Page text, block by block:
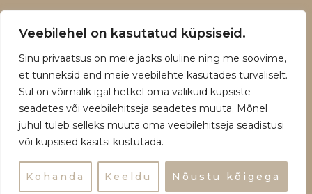
Veebilehel on kasutatud küpsiseid.
Sinu privaatsus on meie jaoks oluline ning me soovime,
et tunneksid end meie veebilehte kasutades turvaliselt.
Sul on võimalik igal hetkel oma valikuid küpsiste
seadetes või veebilehitseja seadetes muuta. Mõnel
juhul tuleb selleks muuta oma veebilehitseja seadistusi
või küpsised käsitsi kustutada.
Kohanda Keeldu Nõustu kõigega
+372 5660 1028
Müügitingimused ja privaatsuspoliitika
Copyright © 2026 | Powered by Vääna Tallid